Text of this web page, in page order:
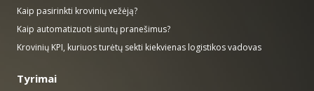
Kaip pasirinkti krovinių vežėją?
Kaip automatizuoti siuntų pranešimus?
Krovinių KPI, kuriuos turėtų sekti kiekvienas logistikos vadovas
Tyrimai